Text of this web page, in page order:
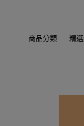
商品分類 精